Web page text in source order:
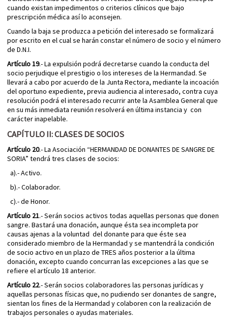
cuando existan impedimentos o criterios clínicos que bajo
prescripción médica así lo aconsejen.
Cuando la baja se produzca a petición del interesado se formalizará
por escrito en el cual se harán constar el número de socio y el número
de D.N.I.
Artículo 19.- La expulsión podrá decretarse cuando la conducta del
socio perjudique el prestigio o los intereses de la Hermandad. Se
llevará a cabo por acuerdo de la Junta Rectora, mediante la incoación
del oportuno expediente, previa audiencia al interesado, contra cuya
resolución podrá el interesado recurrir ante la Asamblea General que
en su más inmediata reunión resolverá en última instancia y con
carácter inapelable.
CAPÍTULO II: CLASES DE SOCIOS
Artículo 20.- La Asociación “HERMANDAD DE DONANTES DE SANGRE DE
SORIA” tendrá tres clases de socios:
a).- Activo.
b).- Colaborador.
c).- de Honor.
Artículo 21.- Serán socios activos todas aquellas personas que donen
sangre. Bastará una donación, aunque ésta sea incompleta por
causas ajenas a la voluntad del donante para que éste sea
considerado miembro de la Hermandad y se mantendrá la condición
de socio activo en un plazo de TRES años posterior a la última
donación, excepto cuando concurran las excepciones a las que se
refiere el artículo 18 anterior.
Artículo 22.- Serán socios colaboradores las personas jurídicas y
aquellas personas físicas que, no pudiendo ser donantes de sangre,
sientan los fines de la Hermandad y colaboren con la realización de
trabajos personales o ayudas materiales.